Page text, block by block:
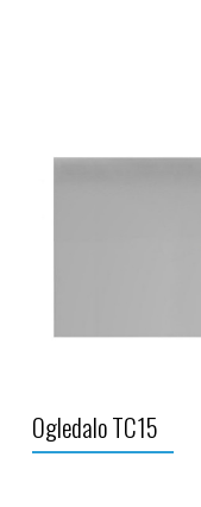
Ogledalo TC15